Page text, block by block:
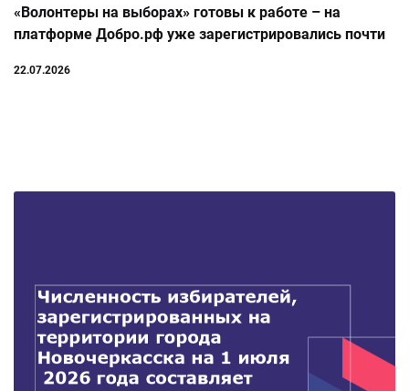
«Волонтеры на выборах» готовы к работе – на
платформе Добро.рф уже зарегистрировались почти
22.07.2026